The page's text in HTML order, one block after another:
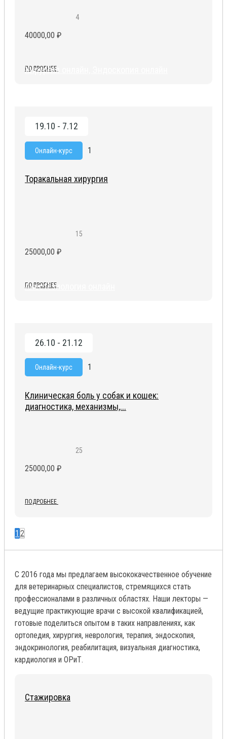
4
40000,00 ₽
ПОДРОБНЕЕ
19.10 - 7.12
Онлайн-курс 1
15
Хирургия онлайн, Эндоскопия онлайн
Торакальная хирургия
25000,00 ₽
ПОДРОБНЕЕ
26.10 - 21.12
Онлайн-курс 1
25
Анестезиология онлайн
Клиническая боль у собак и кошек:
диагностика, механизмы,...
25000,00 ₽
ПОДРОБНЕЕ
1 2
С 2016 года мы предлагаем высококачественное обучение
для ветеринарных специалистов, стремящихся стать
профессионалами в различных областях. Наши лекторы —
ведущие практикующие врачи с высокой квалификацией,
готовые поделиться опытом в таких направлениях, как
ортопедия, хирургия, неврология, терапия, эндоскопия,
эндокринология, реабилитация, визуальная диагностика,
кардиология и ОРиТ.
Стажировка